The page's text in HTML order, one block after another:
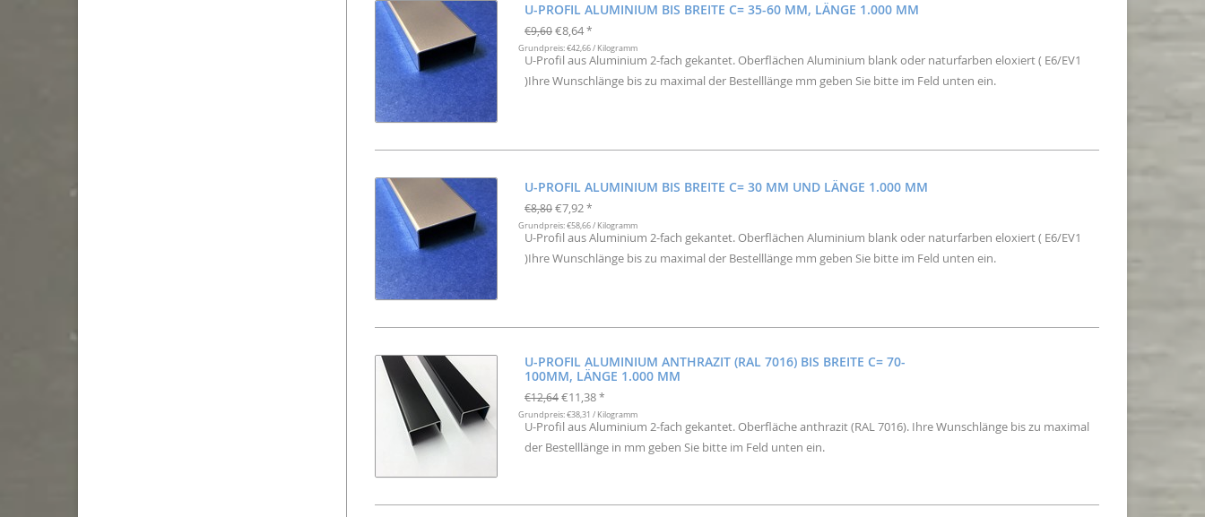
U-PROFIL ALUMINIUM BIS BREITE C= 35-60 MM, LÄNGE 1.000 MM
€9,60 €8,64 *
Grundpreis: €42,66 / Kilogramm
U-Profil aus Aluminium 2-fach gekantet. Oberflächen Aluminium blank oder naturfarben eloxiert ( E6/EV1
)Ihre Wunschlänge bis zu maximal der Bestelllänge mm geben Sie bitte im Feld unten ein.
U-PROFIL ALUMINIUM BIS BREITE C= 30 MM UND LÄNGE 1.000 MM
€8,80 €7,92 *
Grundpreis: €58,66 / Kilogramm
U-Profil aus Aluminium 2-fach gekantet. Oberflächen Aluminium blank oder naturfarben eloxiert ( E6/EV1
)Ihre Wunschlänge bis zu maximal der Bestelllänge mm geben Sie bitte im Feld unten ein.
U-PROFIL ALUMINIUM ANTHRAZIT (RAL 7016) BIS BREITE C= 70-
100MM, LÄNGE 1.000 MM
€12,64 €11,38 *
Grundpreis: €38,31 / Kilogramm
U-Profil aus Aluminium 2-fach gekantet. Oberfläche anthrazit (RAL 7016). Ihre Wunschlänge bis zu maximal
der Bestelllänge in mm geben Sie bitte im Feld unten ein.